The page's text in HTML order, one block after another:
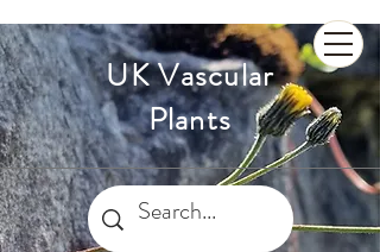
UK Vascular
Plants